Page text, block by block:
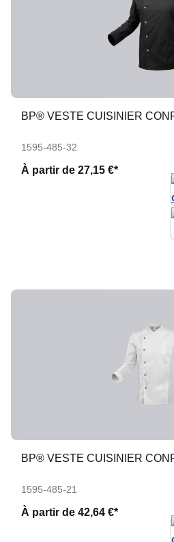
BP® VESTE CUISINIER
1595-485-32
À partir de 27,15 €*
BP® VESTE CUISINIER
1595-485-21
À partir de 42,64 €*